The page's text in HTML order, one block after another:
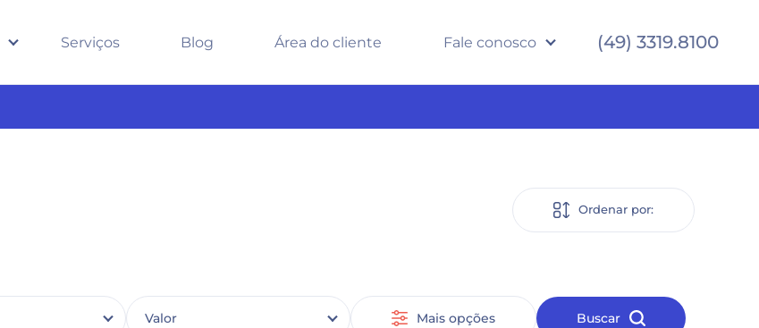
Serviços Blog Área do cliente Fale conosco (49) 3319.8100
Ordenar por:
Valor Mais opções Buscar